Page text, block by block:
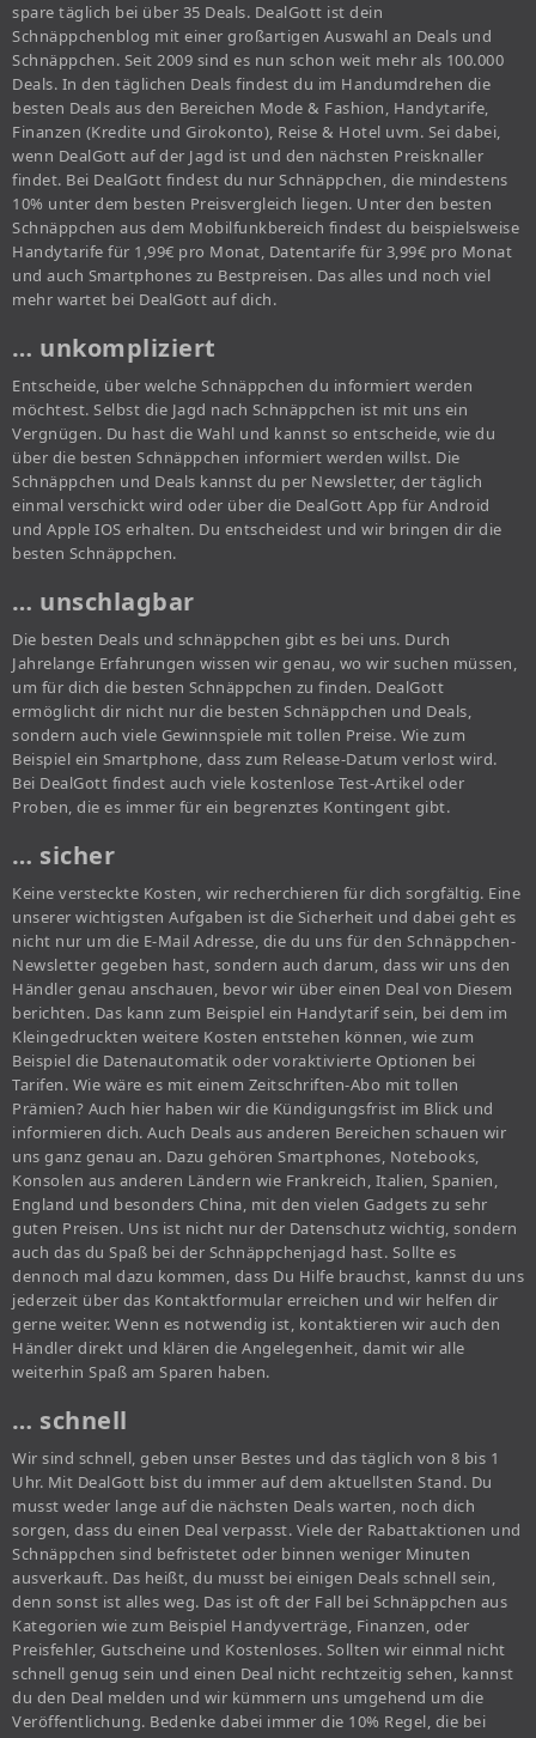
spare täglich bei über 35 Deals. DealGott ist dein
Schnäppchenblog mit einer großartigen Auswahl an Deals und
Schnäppchen. Seit 2009 sind es nun schon weit mehr als 100.000
Deals. In den täglichen Deals findest du im Handumdrehen die
besten Deals aus den Bereichen Mode & Fashion, Handytarife,
Finanzen (Kredite und Girokonto), Reise & Hotel uvm. Sei dabei,
wenn DealGott auf der Jagd ist und den nächsten Preisknaller
findet. Bei DealGott findest du nur Schnäppchen, die mindestens
10% unter dem besten Preisvergleich liegen. Unter den besten
Schnäppchen aus dem Mobilfunkbereich findest du beispielsweise
Handytarife für 1,99€ pro Monat, Datentarife für 3,99€ pro Monat
und auch Smartphones zu Bestpreisen. Das alles und noch viel
mehr wartet bei DealGott auf dich.
… unkompliziert
Entscheide, über welche Schnäppchen du informiert werden
möchtest. Selbst die Jagd nach Schnäppchen ist mit uns ein
Vergnügen. Du hast die Wahl und kannst so entscheide, wie du
über die besten Schnäppchen informiert werden willst. Die
Schnäppchen und Deals kannst du per Newsletter, der täglich
einmal verschickt wird oder über die DealGott App für Android
und Apple IOS erhalten. Du entscheidest und wir bringen dir die
besten Schnäppchen.
… unschlagbar
Die besten Deals und schnäppchen gibt es bei uns. Durch
Jahrelange Erfahrungen wissen wir genau, wo wir suchen müssen,
um für dich die besten Schnäppchen zu finden. DealGott
ermöglicht dir nicht nur die besten Schnäppchen und Deals,
sondern auch viele Gewinnspiele mit tollen Preise. Wie zum
Beispiel ein Smartphone, dass zum Release-Datum verlost wird.
Bei DealGott findest auch viele kostenlose Test-Artikel oder
Proben, die es immer für ein begrenztes Kontingent gibt.
… sicher
Keine versteckte Kosten, wir recherchieren für dich sorgfältig. Eine
unserer wichtigsten Aufgaben ist die Sicherheit und dabei geht es
nicht nur um die E-Mail Adresse, die du uns für den Schnäppchen-
Newsletter gegeben hast, sondern auch darum, dass wir uns den
Händler genau anschauen, bevor wir über einen Deal von Diesem
berichten. Das kann zum Beispiel ein Handytarif sein, bei dem im
Kleingedruckten weitere Kosten entstehen können, wie zum
Beispiel die Datenautomatik oder voraktivierte Optionen bei
Tarifen. Wie wäre es mit einem Zeitschriften-Abo mit tollen
Prämien? Auch hier haben wir die Kündigungsfrist im Blick und
informieren dich. Auch Deals aus anderen Bereichen schauen wir
uns ganz genau an. Dazu gehören Smartphones, Notebooks,
Konsolen aus anderen Ländern wie Frankreich, Italien, Spanien,
England und besonders China, mit den vielen Gadgets zu sehr
guten Preisen. Uns ist nicht nur der Datenschutz wichtig, sondern
auch das du Spaß bei der Schnäppchenjagd hast. Sollte es
dennoch mal dazu kommen, dass Du Hilfe brauchst, kannst du uns
jederzeit über das Kontaktformular erreichen und wir helfen dir
gerne weiter. Wenn es notwendig ist, kontaktieren wir auch den
Händler direkt und klären die Angelegenheit, damit wir alle
weiterhin Spaß am Sparen haben.
… schnell
Wir sind schnell, geben unser Bestes und das täglich von 8 bis 1
Uhr. Mit DealGott bist du immer auf dem aktuellsten Stand. Du
musst weder lange auf die nächsten Deals warten, noch dich
sorgen, dass du einen Deal verpasst. Viele der Rabattaktionen und
Schnäppchen sind befristetet oder binnen weniger Minuten
ausverkauft. Das heißt, du musst bei einigen Deals schnell sein,
denn sonst ist alles weg. Das ist oft der Fall bei Schnäppchen aus
Kategorien wie zum Beispiel Handyverträge, Finanzen, oder
Preisfehler, Gutscheine und Kostenloses. Sollten wir einmal nicht
schnell genug sein und einen Deal nicht rechtzeitig sehen, kannst
du den Deal melden und wir kümmern uns umgehend um die
Veröffentlichung. Bedenke dabei immer die 10% Regel, die bei